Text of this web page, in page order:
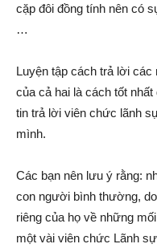
cặp đôi đồng tính nên có
…
Luyện tập cách trả lời các
của cả hai là cách tốt
tin trả lời viên chức lãnh
mình.
Các bạn nên lưu ý rằng:
con người bình thường,
riêng của họ về những
một vài viên chức Lãnh